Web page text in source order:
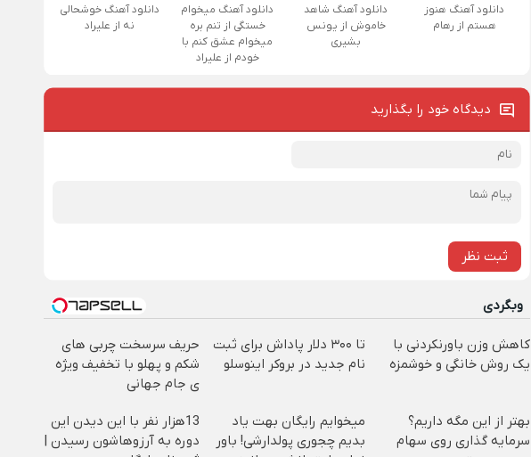
دانلود آهنگ هنوز
هستم از رهام
دانلود آهنگ شاهد
خاموش از یونس
بشیری
دانلود آهنگ میخوام
خستگی از تنم بره
میخوام عشق کنم با
خودم از علیراد
دانلود آهنگ خوشحالی
نه از علیراد
دیدگاه خود را بگذارید
ثبت نظر
وبگردی
کاهش وزن باورنکردنی با
یک روش خانگی و خوشمزه
تا ۳۰۰ دلار پاداش برای ثبت
نام جدید در بروکر اینوسلو
حریف سرسخت چربی های
شکم و پهلو با تخفیف ویژه
ی جام جهانی
بهتر از این مگه داریم؟
سرمایه گذاری روی سهام
میخوایم رایگان بهت یاد
بدیم چجوری پولدارشی! باور
13هزار نفر با این دیدن این
دوره به آرزوهاشون رسیدن |